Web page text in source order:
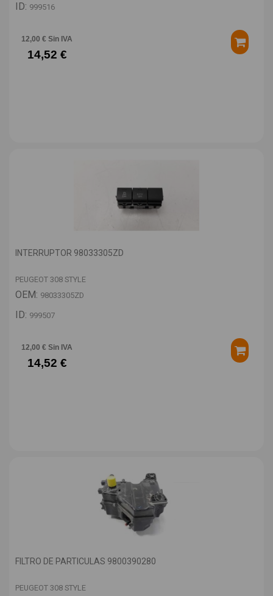
ID: 999516
12,00 € Sin IVA
14,52 €
INTERRUPTOR 98033305ZD
PEUGEOT 308 STYLE
OEM: 98033305ZD
ID: 999507
12,00 € Sin IVA
14,52 €
FILTRO DE PARTICULAS 9800390280
PEUGEOT 308 STYLE